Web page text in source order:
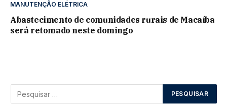
MANUTENÇÃO ELÉTRICA
Abastecimento de comunidades rurais de Macaíba
será retomado neste domingo